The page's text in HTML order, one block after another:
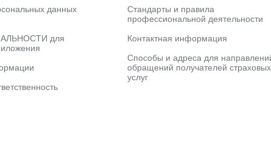
данных
для
Стандарты и правила
профессиональной деятельности
Контактная информация
Способы и адреса для
обращений получателей страховых
услуг